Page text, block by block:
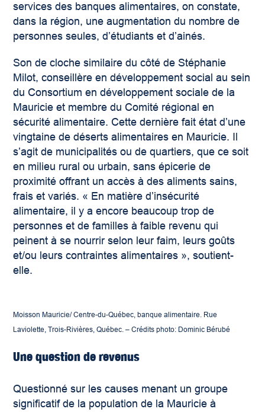
services des banques alimentaires, on constate,
dans la région, une augmentation du nombre de
personnes seules, d’étudiants et d’ainés.
Son de cloche similaire du côté de Stéphanie
Milot, conseillère en développement social au sein
du Consortium en développement sociale de la
Mauricie et membre du Comité régional en
sécurité alimentaire. Cette dernière fait état d’une
vingtaine de déserts alimentaires en Mauricie. Il
s’agit de municipalités ou de quartiers, que ce soit
en milieu rural ou urbain, sans épicerie de
proximité offrant un accès à des aliments sains,
frais et variés. « En matière d’insécurité
alimentaire, il y a encore beaucoup trop de
personnes et de familles à faible revenu qui
peinent à se nourrir selon leur faim, leurs goûts
et/ou leurs contraintes alimentaires », soutient-
elle.
Moisson Mauricie/ Centre-du-Québec, banque alimentaire. Rue
Laviolette, Trois-Rivières, Québec. – Crédits photo: Dominic Bérubé
Une question de revenus
Questionné sur les causes menant un groupe
significatif de la population de la Mauricie à